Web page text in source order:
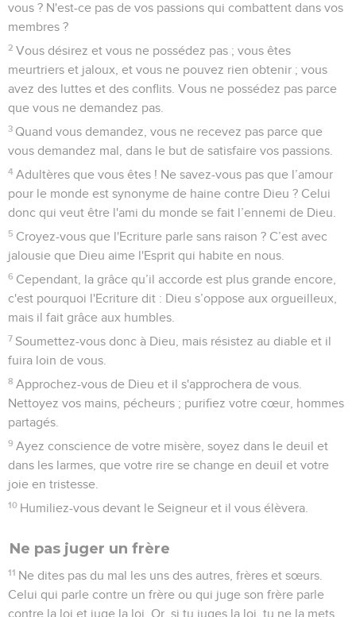
vous ? N'est-ce pas de vos passions qui combattent dans vos
membres ?
2 Vous désirez et vous ne possédez pas ; vous êtes
meurtriers et jaloux, et vous ne pouvez rien obtenir ; vous
avez des luttes et des conflits. Vous ne possédez pas parce
que vous ne demandez pas.
3 Quand vous demandez, vous ne recevez pas parce que
vous demandez mal, dans le but de satisfaire vos passions.
4 Adultères que vous êtes ! Ne savez-vous pas que l’amour
pour le monde est synonyme de haine contre Dieu ? Celui
donc qui veut être l'ami du monde se fait l’ennemi de Dieu.
5 Croyez-vous que l'Ecriture parle sans raison ? C’est avec
jalousie que Dieu aime l'Esprit qui habite en nous.
6 Cependant, la grâce qu’il accorde est plus grande encore,
c'est pourquoi l'Ecriture dit : Dieu s’oppose aux orgueilleux,
mais il fait grâce aux humbles.
7 Soumettez-vous donc à Dieu, mais résistez au diable et il
fuira loin de vous.
8 Approchez-vous de Dieu et il s'approchera de vous.
Nettoyez vos mains, pécheurs ; purifiez votre cœur, hommes
partagés.
9 Ayez conscience de votre misère, soyez dans le deuil et
dans les larmes, que votre rire se change en deuil et votre
joie en tristesse.
10 Humiliez-vous devant le Seigneur et il vous élèvera.
Ne pas juger un frère
11 Ne dites pas du mal les uns des autres, frères et sœurs.
Celui qui parle contre un frère ou qui juge son frère parle
contre la loi et juge la loi. Or, si tu juges la loi, tu ne la mets